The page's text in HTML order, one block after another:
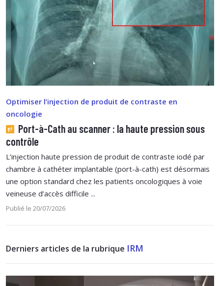
Optimiser l’injection de produit de contraste en
oncologie
Port-à-Cath au scanner : la haute pression sous
contrôle
L’injection haute pression de produit de contraste iodé par
chambre à cathéter implantable (port-à-cath) est désormais
une option standard chez les patients oncologiques à voie
veineuse d’accès difficile ...
Publié le 20/07/2026
Derniers articles de la rubrique IRM